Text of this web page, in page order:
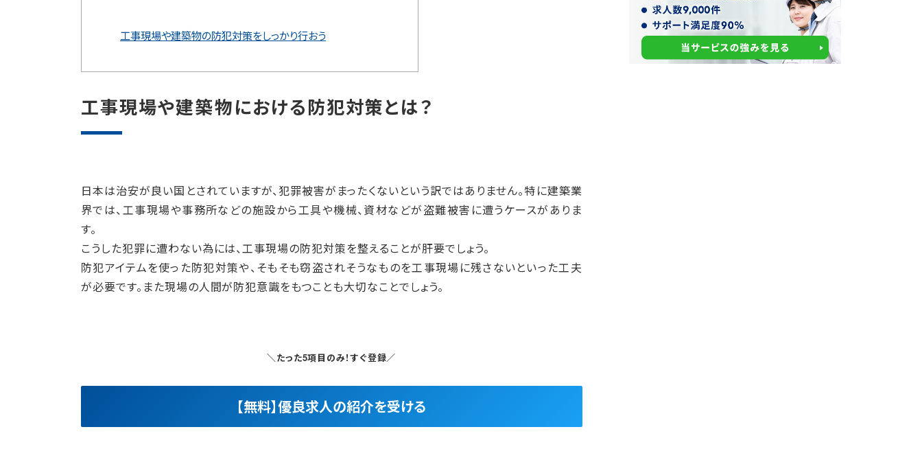
工事現場や建築物の防犯対策をしっかり行おう
工事現場や建築物における防犯対策とは？
日本は治安が良い国とされていますが、犯罪被害がまったくないという訳ではありません。特に建築業
界では、工事現場や事務所などの施設から工具や機械、資材などが盗難被害に遭うケースがありま
す。
こうした犯罪に遭わない為には、工事現場の防犯対策を整えることが肝要でしょう。
防犯アイテムを使った防犯対策や、そもそも窃盗されそうなものを工事現場に残さないといった工夫
が必要です。また現場の人間が防犯意識をもつことも大切なことでしょう。
＼たった5項目のみ！すぐ登録／
【無料】優良求人の紹介を受ける